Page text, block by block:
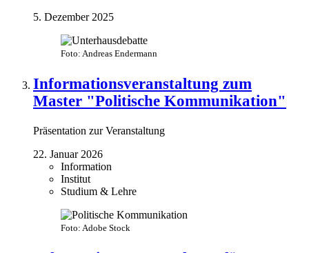
5. Dezember 2025
Foto: Andreas Endermann
Informationsveranstaltung zum
Master "Politische Kommunikation"
Präsentation zur Veranstaltung
22. Januar 2026
Information
Institut
Studium & Lehre
Foto: Adobe Stock